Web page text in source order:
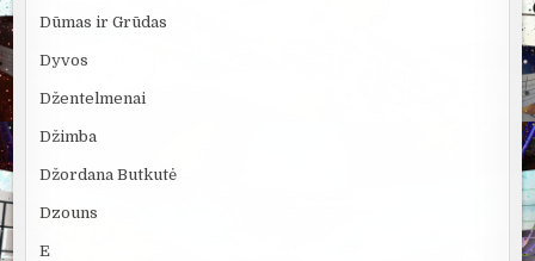
Dūmas ir Grūdas
Dyvos
Džentelmenai
Džimba
Džordana Butkutė
Dzouns
E